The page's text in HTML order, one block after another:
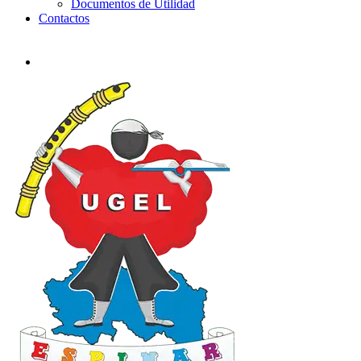
Documentos de Utilidad
Contactos